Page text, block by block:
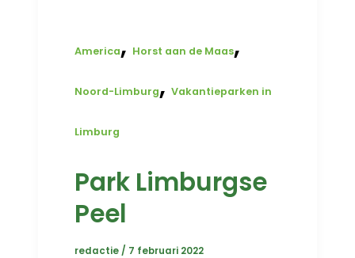
America, Horst aan de Maas,
Noord-Limburg,Vakantieparken in
Limburg
Park Limburgse
Peel
redactie / 7 februari 2022